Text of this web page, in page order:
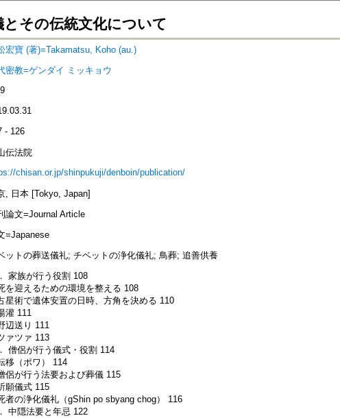
その伝統文化について
宏寶 (著)=Takamatsu, Koho (au.)
密教=ゲンダイ ミッキョウ
- 126
伝法院
chisan.or.jp/shinpukuji/denboin/publication/
, 日本 [Tokyo, Japan]
論文=Journal Article
=Japanese
ットの葬送儀礼; チベットの浄化儀礼; 鳥葬; 追善供養
家族が行う役割 108
を迎えるための環境を整える 108
星術で遺体安置の日時、方角を決める 110
灌 111
辺送り 111
ァツァ 113
僧侶が行う儀式・役割 114
移（ポワ） 114
侶が行う法要および葬儀 115
願儀式 115
者の浄化儀礼（gShin po sbyang chog） 116
中隠法要と年忌 122